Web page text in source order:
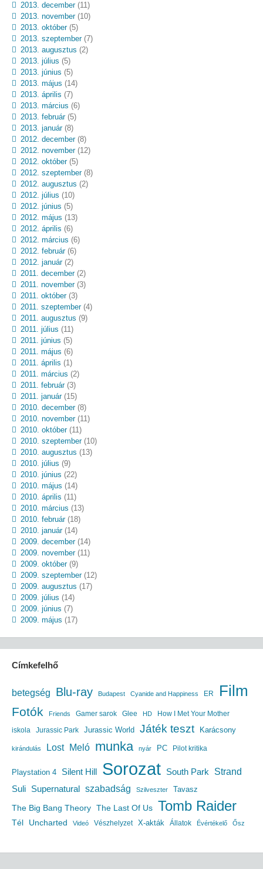
2013. december(11)
2013. november(10)
2013. október(5)
2013. szeptember(7)
2013. augusztus (2)
2013. július (5)
2013. június (5)
2013. május (14)
2013. április (7)
2013. március (6)
2013. február(5)
2013. január(8)
2012. december(8)
2012. november(12)
2012. október(5)
2012. szeptember(8)
2012. augusztus (2)
2012. július (10)
2012. június (5)
2012. május (13)
2012. április (6)
2012. március (6)
2012. február(6)
2012. január(2)
2011. december(2)
2011. november(3)
2011. október(3)
2011. szeptember(4)
2011. augusztus (9)
2011. július (11)
2011. június (5)
2011. május (6)
2011. április (1)
2011. március (2)
2011. február(3)
2011. január(15)
2010. december(8)
2010. november(11)
2010. október(11)
2010. szeptember(10)
2010. augusztus (13)
2010. július (9)
2010. június (22)
2010. május (14)
2010. április (11)
2010. március (13)
2010. február(18)
2010. január(14)
2009. december(14)
2009. november(11)
2009. október(9)
2009. szeptember(12)
2009. augusztus (17)
2009. július (14)
2009. június (7)
2009. május (17)
Címkefelhő
betegség Blu-ray Budapest Cyanide and Happiness ER Film
Fotók Friends Gamer sarok Glee HD
How I Met Your Mother
iskola
Jurassic Park Jurassic World Játék teszt Karácsony
kirándulás Lost Meló munka nyár PC Pilot kritika
Playstation 4 Silent Hill Sorozat South Park
Strand
Suli
Supernatural szabadság Szilveszter Tavasz
The Big Bang Theory The Last Of Us Tomb Raider
Tél Uncharted Videó Vészhelyzet X-akták Állatok Évértékelő Ősz